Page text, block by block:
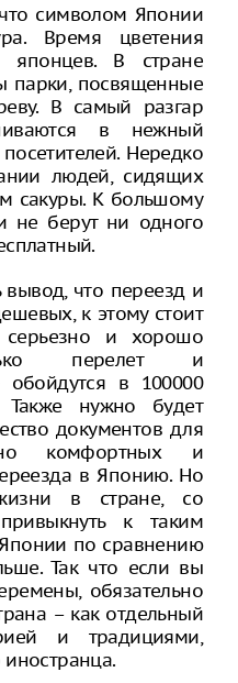
символом Японии
Время цветения
японцев. В стране
парки, посвященные
В самый разгар
в нежный
Нередко
людей, сидящих
сакуры. К большому
не берут ни одного
что переезд и
к этому стоит
серьезно и хорошо
перелет и
обойдутся в 100000
нужно будет
документов для
комфортных и
в Японию. Но
в стране, со
к таким
по сравнению
Так что если вы
обязательно
– как отдельный
и традициями,